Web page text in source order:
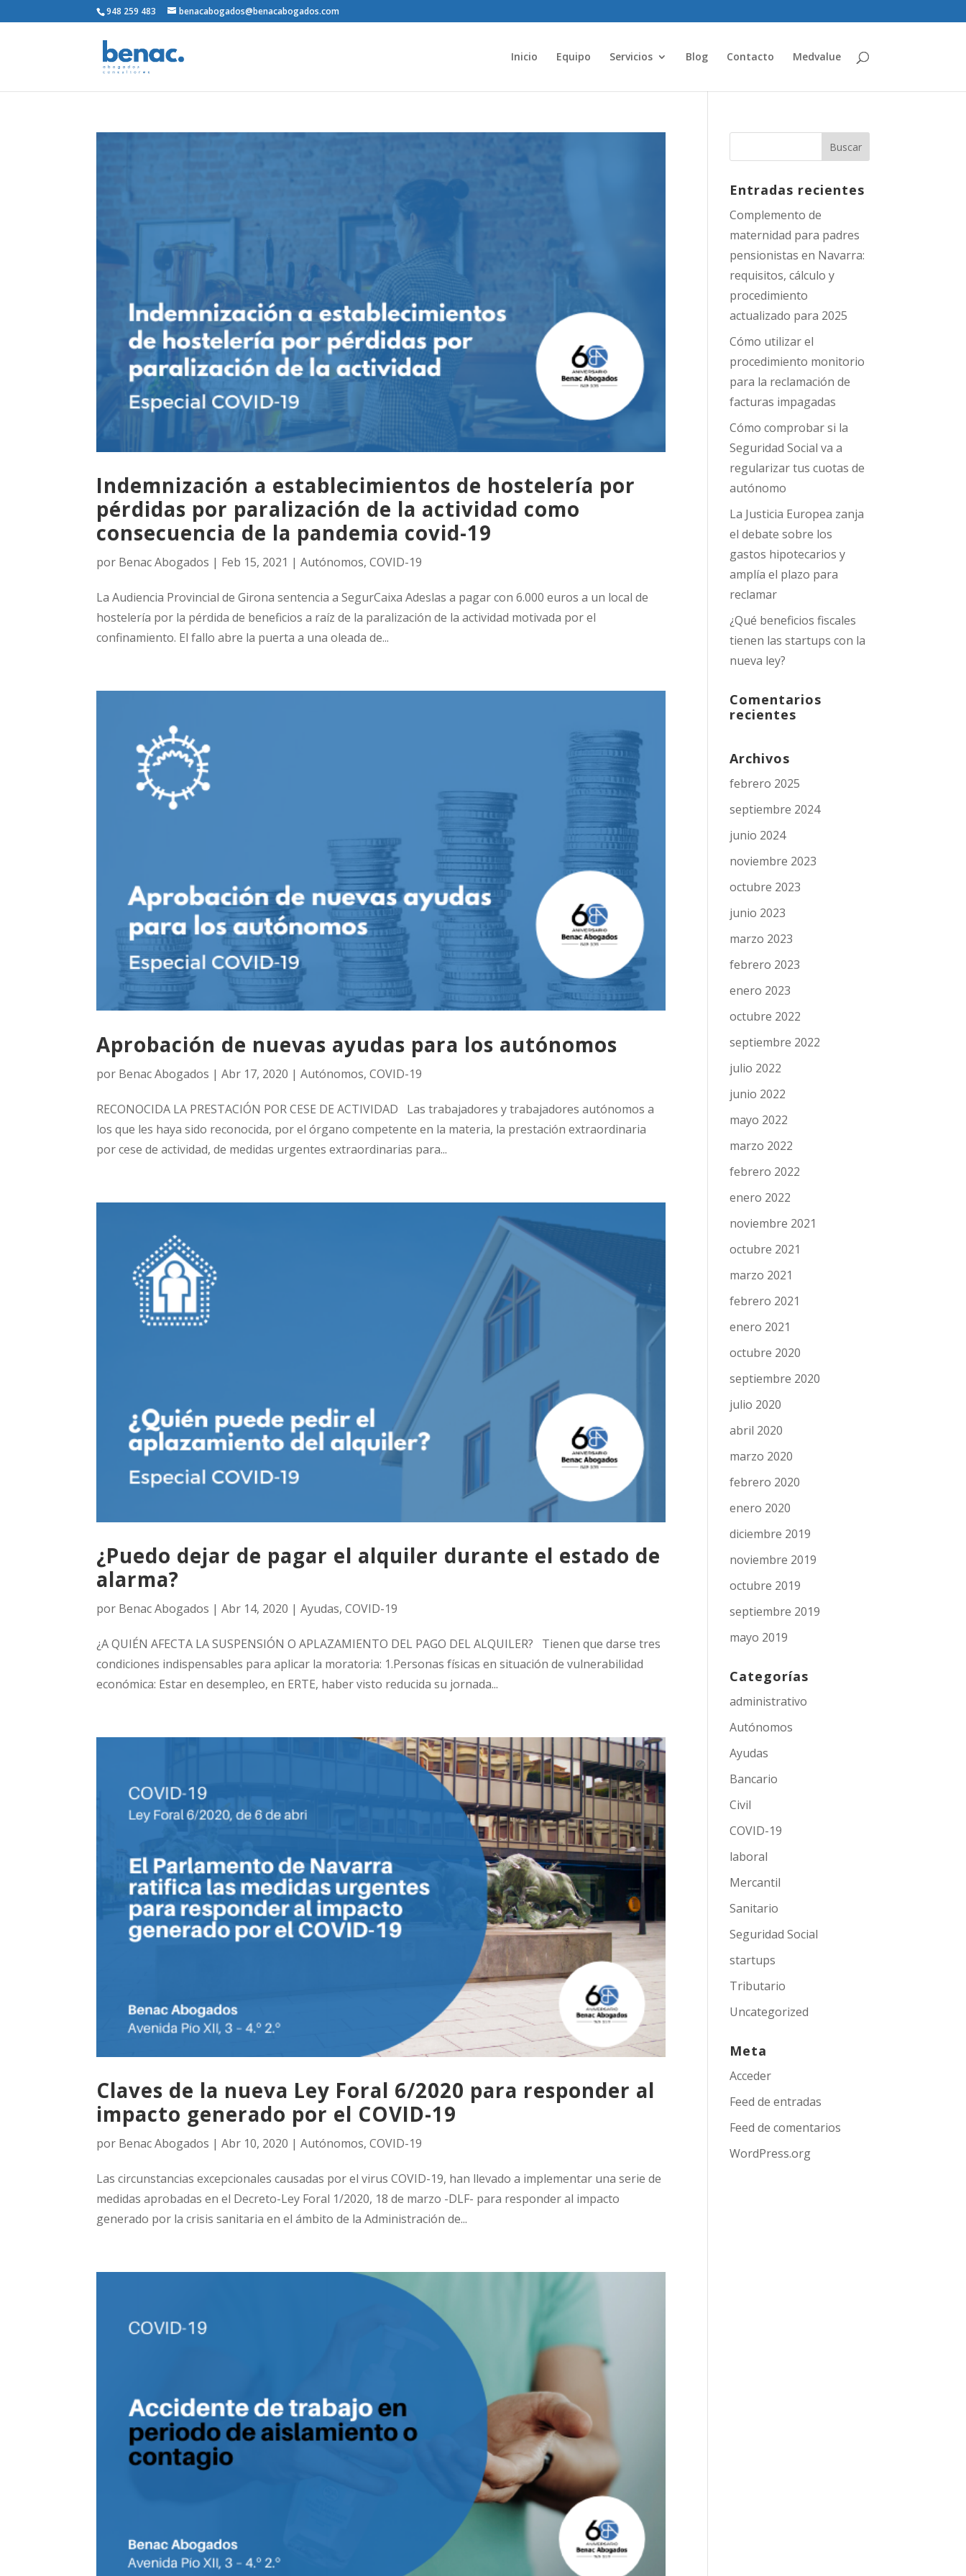
948 259 483 benacabogados@benacabogados.com
Inicio Equipo Servicios Blog Contacto Medvalue
Indemnización a establecimientos de hostelería por
pérdidas por paralización de la actividad como
consecuencia de la pandemia covid-19
por Benac Abogados | Feb 15, 2021 |Autónomos,COVID-19
La Audiencia Provincial de Girona sentencia a SegurCaixa Adeslas a pagar con 6.000 euros a un local de
hostelería por la pérdida de beneficios a raíz de la paralización de la actividad motivada por el
confinamiento. El fallo abre la puerta a una oleada de...
Aprobación de nuevas ayudas para los autónomos
por Benac Abogados |Abr 17, 2020 |Autónomos,COVID-19
RECONOCIDA LA PRESTACIÓN POR CESE DE ACTIVIDAD Las trabajadores y trabajadores autónomos a
los que les haya sido reconocida, por el órgano competente en la materia, la prestación extraordinaria
por cese de actividad, de medidas urgentes extraordinarias para...
¿Puedo dejar de pagar el alquiler durante el estado de
alarma?
por Benac Abogados |Abr 14, 2020 |Ayudas,COVID-19
¿A QUIÉN AFECTA LA SUSPENSIÓN O APLAZAMIENTO DEL PAGO DEL ALQUILER? Tienen que darse tres
condiciones indispensables para aplicar la moratoria: 1.Personas físicas en situación de vulnerabilidad
económica: Estar en desempleo, en ERTE, haber visto reducida su jornada...
Claves de la nueva Ley Foral 6/2020 para responder al
impacto generado por el COVID-19
por Benac Abogados |Abr 10, 2020 |Autónomos,COVID-19
Las circunstancias excepcionales causadas por el virus COVID-19, han llevado a implementar una serie de
medidas aprobadas en el Decreto-Ley Foral 1/2020, 18 de marzo -DLF- para responder al impacto
generado por la crisis sanitaria en el ámbito de la Administración de...
Entradas recientes
Complemento de
maternidad para padres
pensionistas en Navarra:
requisitos, cálculo y
procedimiento
actualizado para 2025
Cómo utilizar el
procedimiento monitorio
para la reclamación de
facturas impagadas
Cómo comprobar si la
Seguridad Social va a
regularizar tus cuotas de
autónomo
La Justicia Europea zanja
el debate sobre los
gastos hipotecarios y
amplía el plazo para
reclamar
¿Qué beneficios fiscales
tienen las startups con la
nueva ley?
Comentarios
recientes
Archivos
febrero 2025
septiembre 2024
junio 2024
noviembre 2023
octubre 2023
junio 2023
marzo 2023
febrero 2023
enero 2023
octubre 2022
septiembre 2022
julio 2022
junio 2022
mayo 2022
marzo 2022
febrero 2022
enero 2022
noviembre 2021
octubre 2021
marzo 2021
febrero 2021
enero 2021
octubre 2020
septiembre 2020
julio 2020
abril 2020
marzo 2020
febrero 2020
enero 2020
diciembre 2019
noviembre 2019
octubre 2019
septiembre 2019
mayo 2019
Categorías
administrativo
Autónomos
Ayudas
Bancario
Civil
COVID-19
laboral
Mercantil
Sanitario
Seguridad Social
startups
Tributario
Uncategorized
Meta
Acceder
Feed de entradas
Feed de comentarios
WordPress.org